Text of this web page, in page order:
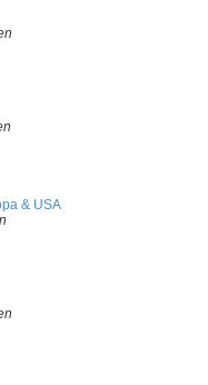
& USA